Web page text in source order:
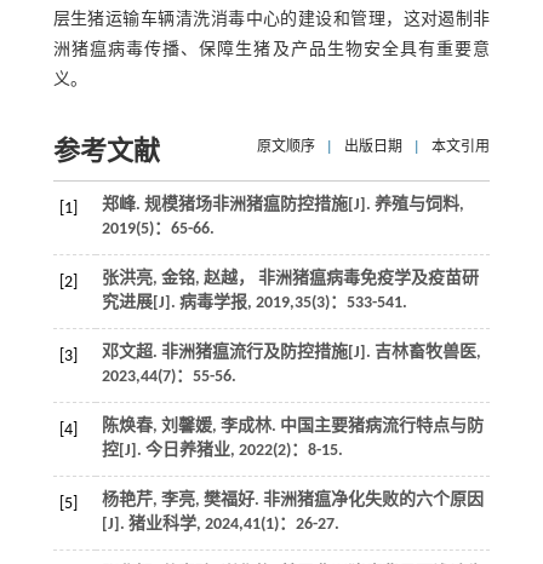
层生猪运输车辆清洗消毒中心的建设和管理，这对遏制非
洲猪瘟病毒传播、保障生猪及产品生物安全具有重要意
义。
参考文献 原文顺序 出版日期 本文引用
[1] 郑峰. 规模猪场非洲猪瘟防控措施[J]. 养殖与饲料,
2019(5)：65-66.
[2]
张洪亮, 金铭, 赵越， 非洲猪瘟病毒免疫学及疫苗研
究进展[J]. 病毒学报, 2019,35(3)：533-541.
[3] 邓文超. 非洲猪瘟流行及防控措施[J]. 吉林畜牧兽医,
2023,44(7)：55-56.
[4]
陈焕春, 刘馨媛, 李成林. 中国主要猪病流行特点与防
控[J]. 今日养猪业, 2022(2)：8-15.
[5]
杨艳芹, 李亮, 樊福好. 非洲猪瘟净化失败的六个原因
[J]. 猪业科学, 2024,41(1)：26-27.